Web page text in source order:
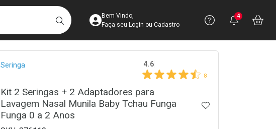
BUSCARAcesse sua Conta
Bem Vindo,
Faça seu Login ou Cadastro
Precisa
Ver Recursos
Você
4
Breadcrumb
Seringa 4.6
8
Kit 2 Seringas + 2 Adaptadores para
Lavagem Nasal Munila Baby Tchau Funga
Funga 0 a 2 Anos
ADICIONAR AOS